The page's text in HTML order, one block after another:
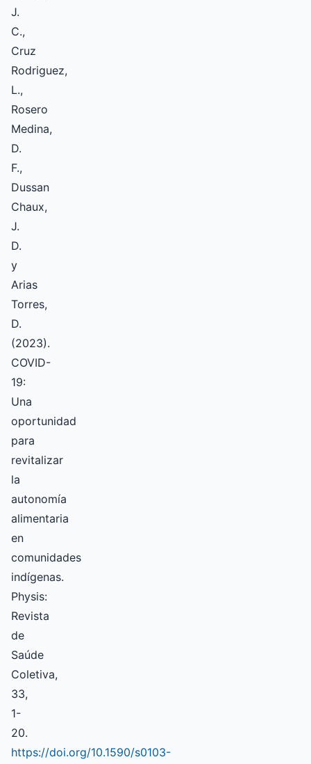
J.
C.,
Cruz
Rodriguez,
L.,
Rosero
Medina,
D.
F.,
Dussan
Chaux,
J.
D.
y
Arias
Torres,
D.
(2023).
COVID-
19:
Una
oportunidad
para
revitalizar
la
autonomía
alimentaria
en
comunidades
indígenas.
Physis:
Revista
de
Saúde
Coletiva,
33,
1-
20.
https://doi.org/10.1590/s0103-